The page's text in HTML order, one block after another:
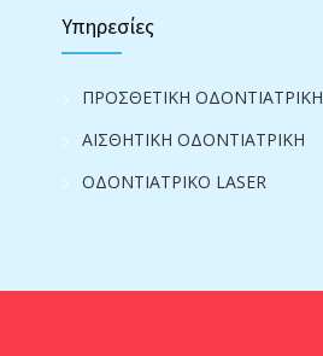
Υπηρεσίες
ΠΡΟΣΘΕΤΙΚΗ ΟΔΟΝΤΙΑΤΡΙΚΗ
ΑΙΣΘΗΤΙΚΗ ΟΔΟΝΤΙΑΤΡΙΚΗ
ΟΔΟΝΤΙΑΤΡΙΚΟ LASER